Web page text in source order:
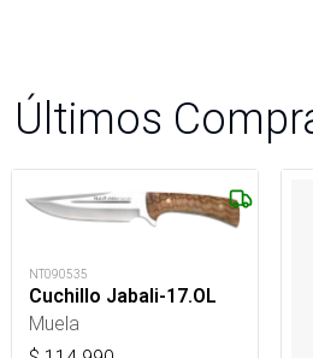
Últimos
NT090535
Cuchillo Jabali-17.OL
Muela